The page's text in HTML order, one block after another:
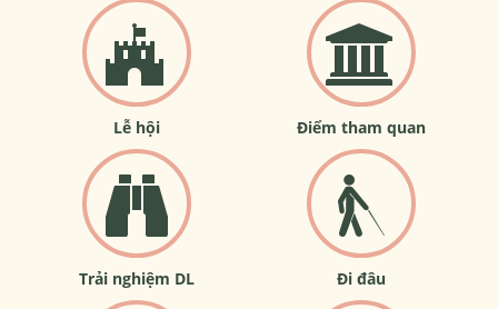
Lễ hội Điểm tham quan
Trải nghiệm DL Đi đâu